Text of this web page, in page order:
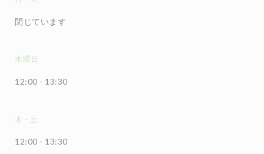
閉じています
水曜日
12:00 - 13:30
木 - 土
12:00 - 13:30